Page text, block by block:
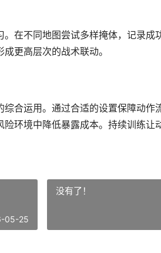
在不同地图尝试多样掩体，记录成
更高层次的战术联动。
合运用。通过合适的设置保障动作
环境中降低暴露成本。持续训练让
05-25
没有了！